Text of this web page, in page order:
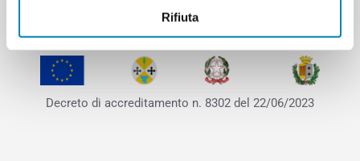
Rifiuta
Decreto di accreditamento n. 8302 del 22/06/2023